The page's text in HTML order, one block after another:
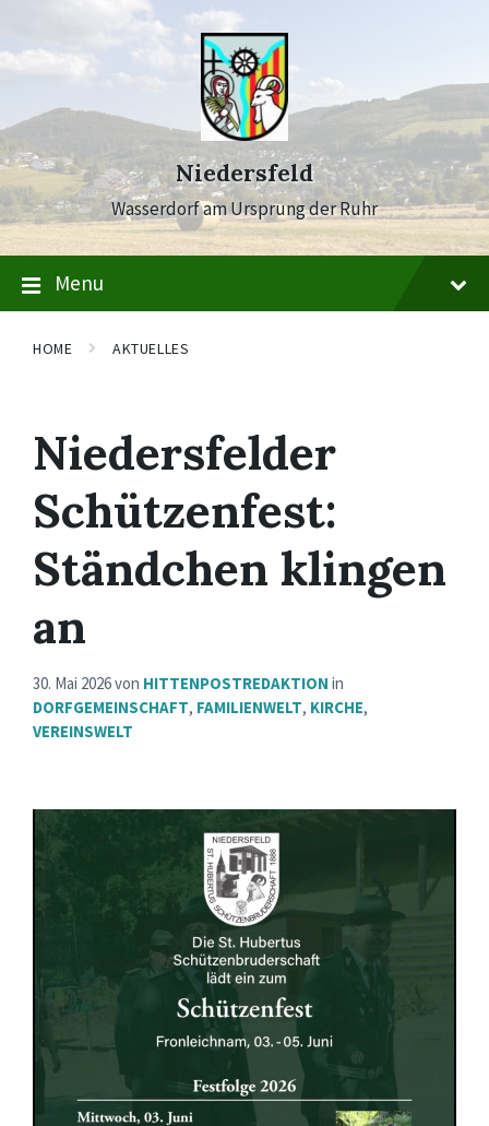
content
main
navigation
footer
Niedersfeld
Wasserdorf am Ursprung der Ruhr
Menu
HOME AKTUELLES
Niedersfelder
Schützenfest:
Ständchen klingen
an
30. Mai 2026von HITTENPOSTREDAKTION in
DORFGEMEINSCHAFT, FAMILIENWELT, KIRCHE,
VEREINSWELT